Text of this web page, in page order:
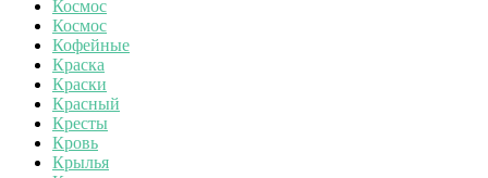
Космос
Космос
Кофейные
Краска
Краски
Красный
Кресты
Кровь
Крылья